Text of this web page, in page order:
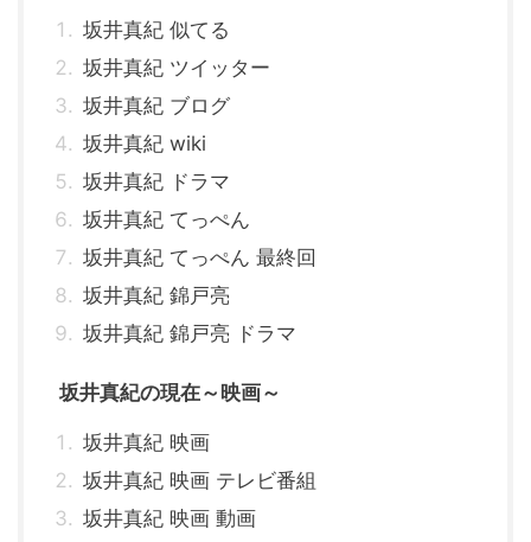
坂井真紀 似てる
坂井真紀 ツイッター
坂井真紀 ブログ
坂井真紀 wiki
坂井真紀 ドラマ
坂井真紀 てっぺん
坂井真紀 てっぺん 最終回
坂井真紀 錦戸亮
坂井真紀 錦戸亮 ドラマ
坂井真紀の現在～映画～
坂井真紀 映画
坂井真紀 映画 テレビ番組
坂井真紀 映画 動画